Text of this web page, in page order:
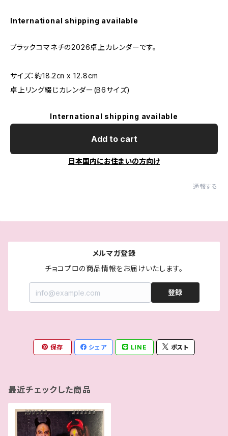
International shipping available
ブラックコマネチの2026卓上カレンダーです。
サイズ：約18.2㎝ x 12.8cm
卓上リング綴じカレンダー(B6サイズ)
International shipping available
Add to cart
日本国内にお住まいの方向け
通報する
メルマガ登録
チョコプロの商品情報をお届けいたします。
登録
保存 シェア LINE ポスト
最近チェックした商品